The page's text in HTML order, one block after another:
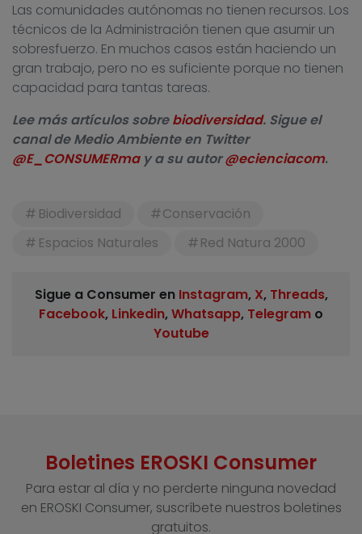
Las comunidades autónomas no tienen recursos. Los
técnicos de la Administración tienen que asumir un
sobresfuerzo. En muchos casos están haciendo un
gran trabajo, pero no es suficiente porque no tienen
capacidad para tantas tareas.
Lee más artículos sobrebiodiversidad. Sigue el
canal de Medio Ambiente en Twitter
@E_CONSUMERmay a su autor@ecienciacom.
Biodiversidad
Conservación
Espacios Naturales
Red Natura 2000
Sigue a Consumer en Instagram, X, Threads,
Facebook, Linkedin,Whatsapp, Telegram o
Youtube
Boletines EROSKI Consumer
Para estar al día y no perderte ninguna novedad
en EROSKI Consumer, suscríbete nuestros boletines
gratuitos.